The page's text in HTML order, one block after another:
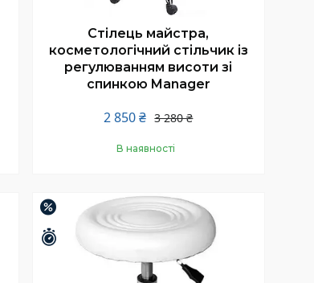
Стілець майстра,
косметологічний стільчик із
регулюванням висоти зі
спинкою Manager
3 280 ₴
2 850 ₴
В наявності
Купити